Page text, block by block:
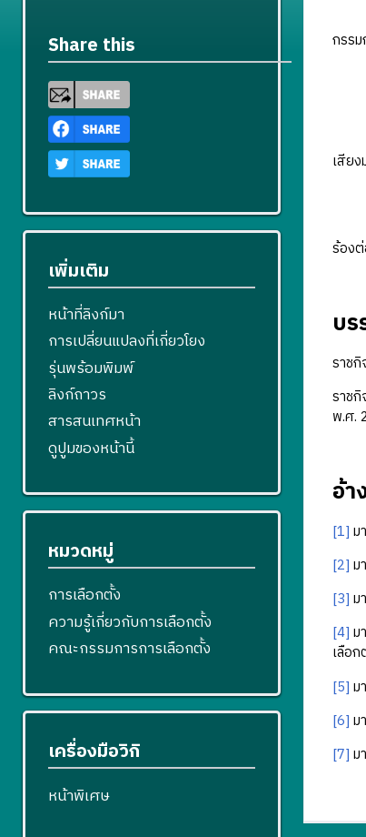
1)
กรร
2)
3)
4)
เสีย
ใน
5)
ร้อง
บ
ราช
ราช
พ.ศ.
อ้า
[1] ม
[2] ม
[3] ม
[4] ม
เลือ
[5] ม
[6] ม
[7] ม
Share this
เพิ่มเติม
หน้าที่ลิงก์มา
การเปลี่ยนแปลงที่เกี่ยวโยง
รุ่นพร้อมพิมพ์
ลิงก์ถาวร
สารสนเทศหน้า
ดูปูมของหน้านี้
หมวดหมู่
การเลือกตั้ง
ความรู้เกี่ยวกับการเลือกตั้ง
คณะกรรมการการเลือกตั้ง
เครื่องมือวิกิ
หน้าพิเศษ